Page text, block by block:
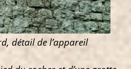
détail de l’appareil